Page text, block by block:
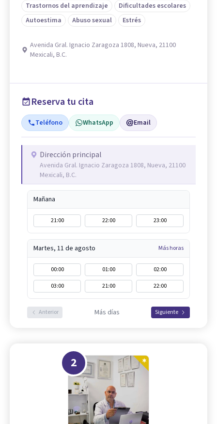
Trastornos del aprendizaje
Dificultades escolares
Autoestima
Abuso sexual Estrés
Avenida Gral. Ignacio Zaragoza 1808, Nueva, 21100
Mexicali, B.C.
Reserva tu cita
Teléfono WhatsApp Email
Dirección principal
Avenida Gral. Ignacio Zaragoza 1808, Nueva, 21100
Mexicali, B.C.
Mañana
21:00 22:00 23:00
Martes, 11 de agosto Más horas
00:00 01:00
02:00
03:00
21:00 22:00
Anterior Más días Siguiente
2